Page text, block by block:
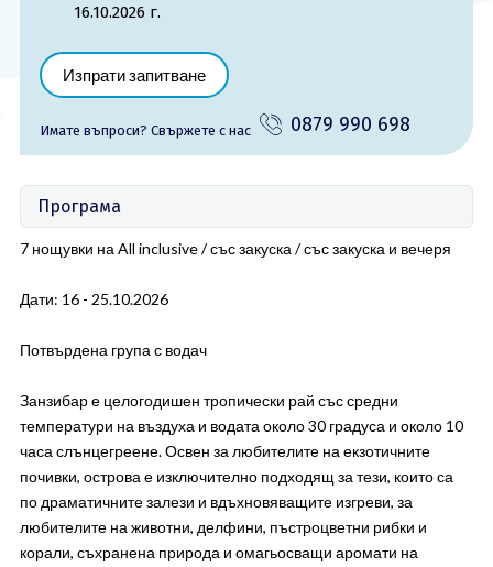
16.10.2026 г.
Изпрати запитване
Имате въпроси? Cвържете с нас 0879 990 698
Програма
7 нощувки на All inclusive / със закуска / със закуска и вечеря
Дати: 16 - 25.10.2026
Потвърдена група с водач
Занзибар е целогодишен тропически рай със средни
температури на въздуха и водата около 30 градуса и около 10
часа слънцегреене. Освен за любителите на екзотичните
почивки, острова е изключително подходящ за тези, които са
по драматичните залези и вдъхновяващите изгреви, за
любителите на животни, делфини, пъстроцветни рибки и
корали, съхранена природа и омагьосващи аромати на